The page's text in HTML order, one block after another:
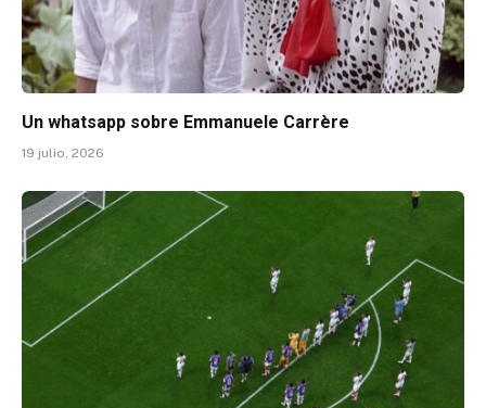
Un whatsapp sobre Emmanuele Carrère
19 julio, 2026